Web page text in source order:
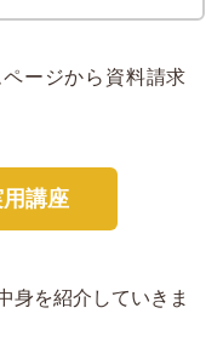
ージから資料請求
講座
身を紹介していきま